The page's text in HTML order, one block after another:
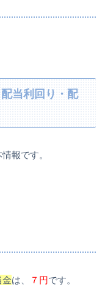
当利回り・配
報です。
金は、 ７円です。